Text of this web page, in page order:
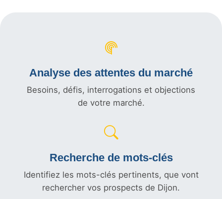
Analyse des attentes du marché
Besoins, défis, interrogations et objections
de votre marché.
Recherche de mots-clés
Identifiez les mots-clés pertinents, que vont
rechercher vos prospects de Dijon.